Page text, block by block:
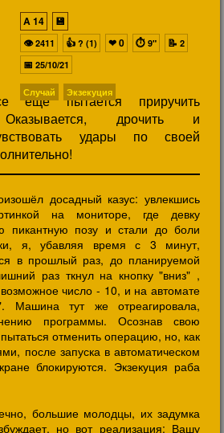
еще пытается приручить
Оказывается, дрочить и
удары по своей
A14
💾
👁2411 👍 ? (1) ❤0 ⏱ 9" 📝 2
📅 25/10/21
Случай Экзекуция
досадный казус: увлекшись
на мониторе, где девку
пикантную позу и стали до боли
я, убавляя время с 3 минут,
в прошлый раз, до планируемой
раз ткнул на кнопку "вниз" ,
число - 10, и на автомате
Машина тут же отреагировала,
программы. Осознав свою
отменить операцию, но, как
после запуска в автоматическом
блокируются. Экзекуция раба
большие молодцы, их задумка
но вот реализация: Вашу